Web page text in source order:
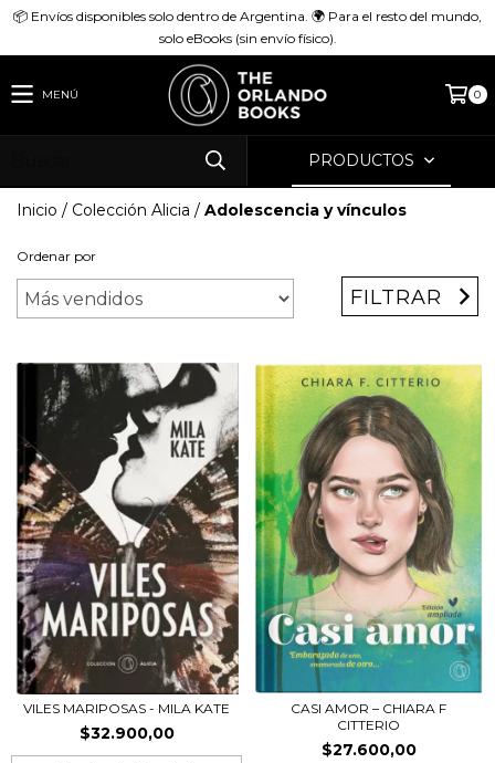
📦 Envíos disponibles solo dentro de Argentina. 🌍 Para el resto del mundo,
solo eBooks (sin envío físico).
MENÚ 0
PRODUCTOS
Inicio / Colección Alicia / Adolescencia y vínculos
Ordenar por
FILTRAR
VILES MARIPOSAS - MILA KATE
$32.900,00
CASI AMOR – CHIARA F
CITTERIO
$27.600,00